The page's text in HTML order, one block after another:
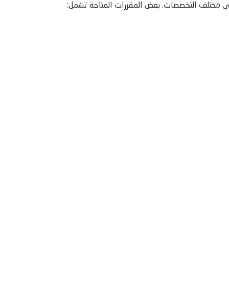
مختلف التخصصات. بعض المقررات المتاحة تشمل: